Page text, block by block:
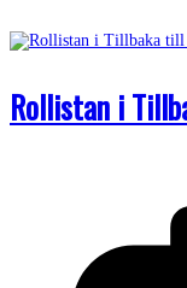
Rollistan i